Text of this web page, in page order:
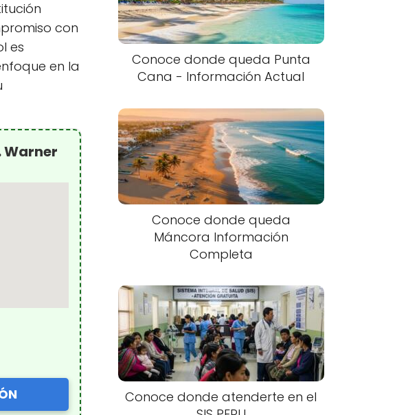
con
es
en la
Warner
Conoce donde queda Punta
Cana - Información Actual
Conoce donde queda
Máncora Información
Completa
Conoce donde atenderte en el